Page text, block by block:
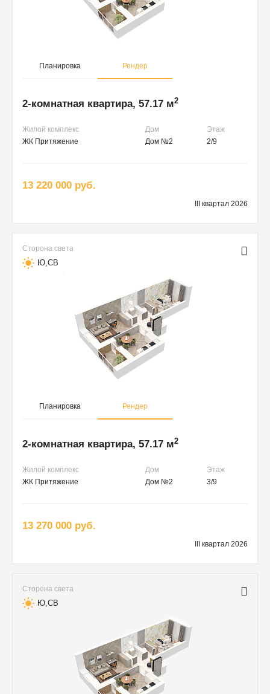
Планировка Рендер
2-комнатная квартира, 57.17 м2
Жилой комплекс Дом
Этаж
ЖК Притяжение
Дом №2 2/9
13 220 000 руб.
III квартал 2026
Сторона света
Ю,СВ
Планировка Рендер
2-комнатная квартира, 57.17 м2
Жилой комплекс Дом
Этаж
ЖК Притяжение
Дом №2 3/9
13 270 000 руб.
III квартал 2026
Сторона света
Ю,СВ